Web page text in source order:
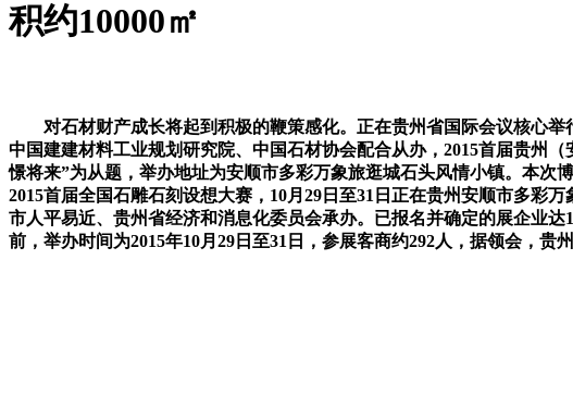
积约10000㎡
对石材财产成长将起到积极的鞭策感化。正在贵州省国际会议核心举
中国建建材料工业规划研究院、中国石材协会配合从办，2015首届贵州
憬将来”为从题，举办地址为安顺市多彩万象旅逛城石头风情小镇。本次
2015首届全国石雕石刻设想大赛，10月29日至31日正在贵州安顺市多彩
市人平易近、贵州省经济和消息化委员会承办。已报名并确定的展企业
前，举办时间为2015年10月29日至31日，参展客商约292人，据领会，